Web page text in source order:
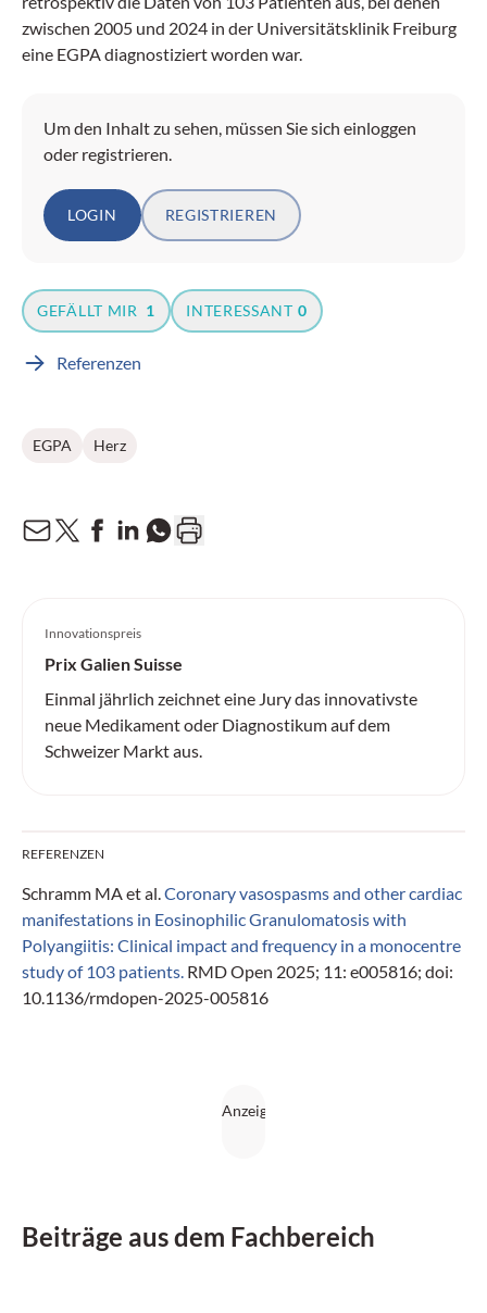
zwischen 2005 und 2024 in der Universitätsklinik Freiburg
eine EGPA diagnostiziert worden war.
Um den Inhalt zu sehen, müssen Sie sich einloggen
oder registrieren.
LOGIN REGISTRIEREN
GEFÄLLT MIR 1 INTERESSANT 0
Referenzen
EGPA Herz
Innovationspreis
Prix Galien Suisse
Einmal jährlich zeichnet eine Jury das innovativste
neue Medikament oder Diagnostikum auf dem
Schweizer Markt aus.
REFERENZEN
Schramm MA et al. Coronary vasospasms and other cardiac
manifestations in Eosinophilic Granulomatosis with
Polyangiitis: Clinical impact and frequency in a monocentre
study of 103 patients. RMD Open 2025; 11: e005816; doi:
10.1136/rmdopen-2025-005816
Beiträge aus dem Fachbereich